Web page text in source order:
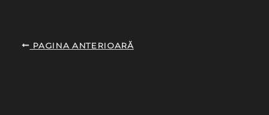
PAGINA ANTERIOARĂ